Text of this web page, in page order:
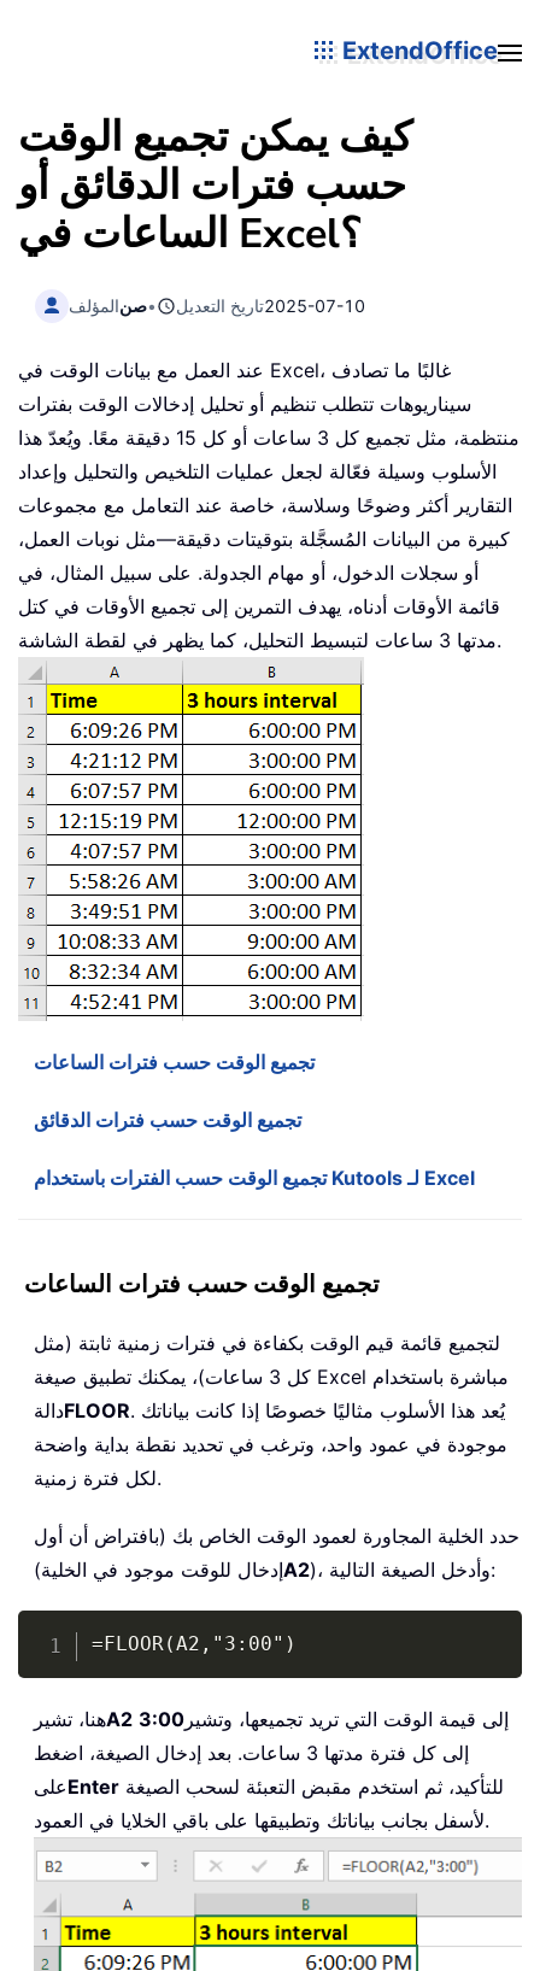
ExtendOffice
كيف يمكن تجميع الوقت
حسب فترات الدقائق أو
الساعات في Excel؟
المؤلفصن• تاريخ التعديل2025-07-10
عند العمل مع بيانات الوقت في Excel، غالبًا ما تصادف
سيناريوهات تتطلب تنظيم أو تحليل إدخالات الوقت بفترات
منتظمة، مثل تجميع كل 3 ساعات أو كل 15 دقيقة معًا. ويُعدّ هذا
الأسلوب وسيلة فعّالة لجعل عمليات التلخيص والتحليل وإعداد
التقارير أكثر وضوحًا وسلاسة، خاصة عند التعامل مع مجموعات
كبيرة من البيانات المُسجَّلة بتوقيتات دقيقة—مثل نوبات العمل،
أو سجلات الدخول، أو مهام الجدولة. على سبيل المثال، في
قائمة الأوقات أدناه، يهدف التمرين إلى تجميع الأوقات في كتل
مدتها 3 ساعات لتبسيط التحليل، كما يظهر في لقطة الشاشة.
تجميع الوقت حسب فترات الساعات
تجميع الوقت حسب فترات الدقائق
تجميع الوقت حسب الفترات باستخدام Kutools لـ Excel
تجميع الوقت حسب فترات الساعات
لتجميع قائمة قيم الوقت بكفاءة في فترات زمنية ثابتة (مثل
كل 3 ساعات)، يمكنك تطبيق صيغة Excel مباشرة باستخدام
دالةFLOOR. يُعد هذا الأسلوب مثاليًا خصوصًا إذا كانت بياناتك
موجودة في عمود واحد، وترغب في تحديد نقطة بداية واضحة
لكل فترة زمنية.
حدد الخلية المجاورة لعمود الوقت الخاص بك (بافتراض أن أول
إدخال للوقت موجود في الخلية)A2 )، وأدخل الصيغة التالية:
=FLOOR(A2,"3:00")
هنا، تشيرA2 إلى قيمة الوقت التي تريد تجميعها، وتشير 3:00
إلى كل فترة مدتها 3 ساعات. بعد إدخال الصيغة، اضغط
علىEnter
لأسفل بجانب بياناتك وتطبيقها على باقي الخلايا في العمود.